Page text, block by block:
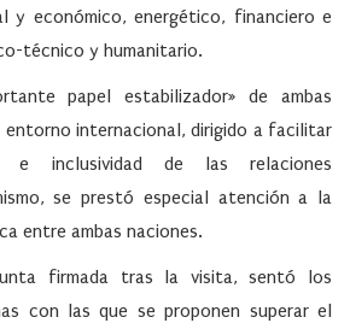
y económico, energético, financiero e
técnico y humanitario.
papel estabilizador» de ambas
entorno internacional, dirigido a facilitar
e inclusividad de las relaciones
se prestó especial atención a la
entre ambas naciones.
firmada tras la visita, sentó los
con las que se proponen superar el